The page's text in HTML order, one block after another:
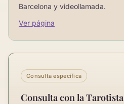
Barcelona y videollamada.
Ver página
Consulta específica
Consulta con la